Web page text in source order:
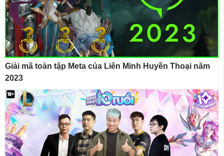
Giải mã toàn tập Meta của Liên Minh Huyền Thoại năm
2023